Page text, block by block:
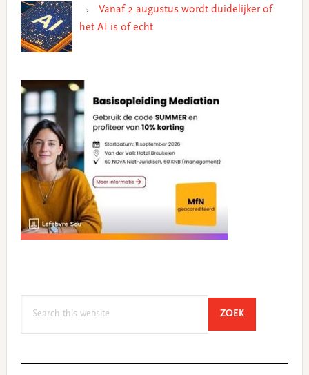
Vanaf 2 augustus wordt duidelijker of
het AI is of echt
ZOEKSEARCH